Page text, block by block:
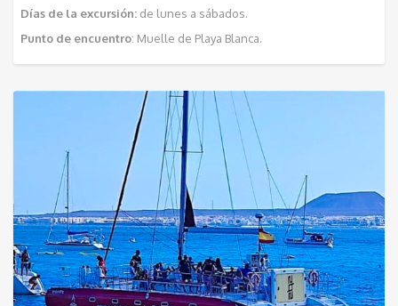
Días de la excursión: de lunes a sábados.
Punto de encuentro: Muelle de Playa Blanca.